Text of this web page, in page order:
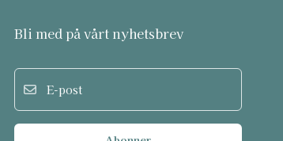
Bli med på vårt nyhetsbrev
E-post